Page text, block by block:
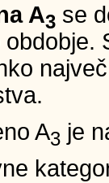
A3 se
A3 je